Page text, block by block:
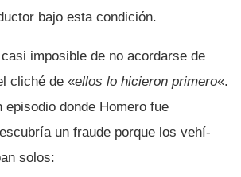
bajo esta condición.
imposible de no acordarse de
cliché de «ellos lo hicieron primero«.
episodio donde Homero fue
un fraude porque los vehí­
solos: